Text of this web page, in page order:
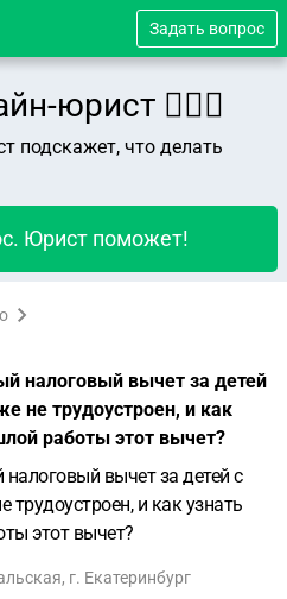
Задать вопрос
юрист 👨🏻‍⚖️
подскажет, что делать
Юрист поможет!
налоговый вычет за детей
не трудоустроен, и как
работы этот вычет?
вычет за детей с
и как узнать
этот вычет?
, г. Екатеринбург